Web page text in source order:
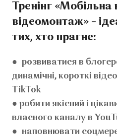
Тренінг «Мобільна
відеомонтаж» –
тих, хто прагне:
● розвиватися в
динамічні, короткі
TikTok
● робити якісний і
власного каналу в
● наповнювати